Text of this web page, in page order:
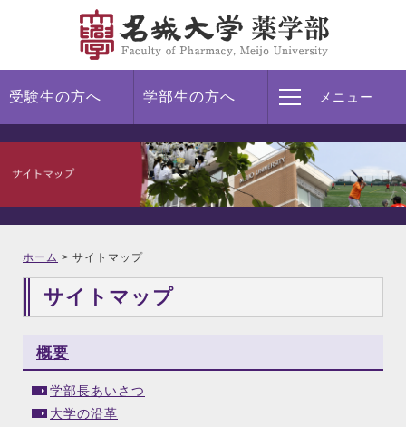
受験生の方へ 学部生の方へ メニュー
ホーム > サイトマップ
サイトマップ
概要
学部長あいさつ
大学の沿革